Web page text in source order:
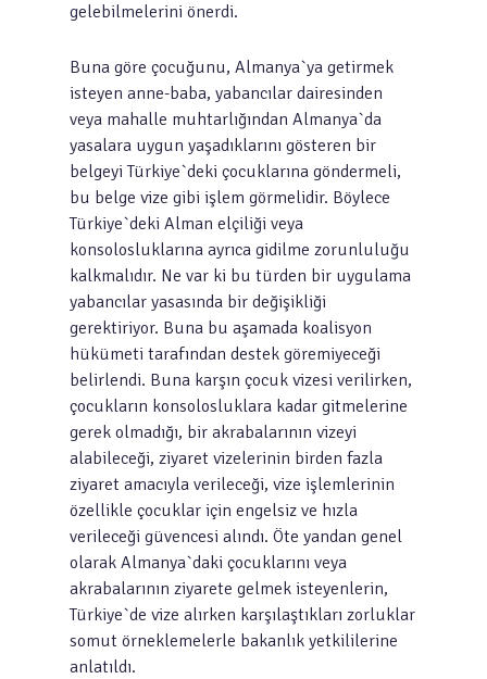
gelebilmelerini önerdi.
Buna göre çocuğunu, Almanya`ya getirmek
isteyen anne-baba, yabancılar dairesinden
veya mahalle muhtarlığından Almanya`da
yasalara uygun yaşadıklarını gösteren bir
belgeyi Türkiye`deki çocuklarına göndermeli,
bu belge vize gibi işlem görmelidir. Böylece
Türkiye`deki Alman elçiliği veya
konsolosluklarına ayrıca gidilme zorunluluğu
kalkmalıdır. Ne var ki bu türden bir uygulama
yabancılar yasasında bir değişikliği
gerektiriyor. Buna bu aşamada koalisyon
hükümeti tarafından destek göremiyeceği
belirlendi. Buna karşın çocuk vizesi verilirken,
çocukların konsolosluklara kadar gitmelerine
gerek olmadığı, bir akrabalarının vizeyi
alabileceği, ziyaret vizelerinin birden fazla
ziyaret amacıyla verileceği, vize işlemlerinin
özellikle çocuklar için engelsiz ve hızla
verileceği güvencesi alındı. Öte yandan genel
olarak Almanya`daki çocuklarını veya
akrabalarının ziyarete gelmek isteyenlerin,
Türkiye`de vize alırken karşılaştıkları zorluklar
somut örneklemelerle bakanlık yetkililerine
anlatıldı.